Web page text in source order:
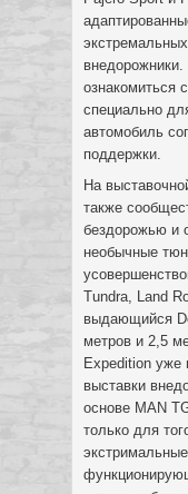
внедорожники.
ознакомиться
специально
автомобиль
поддержки.
На
также
бездорожью и
необычные
Tundra, Land
выдающийся
метров и 2,5
Expedition уже
выставки
основе MAN
только для